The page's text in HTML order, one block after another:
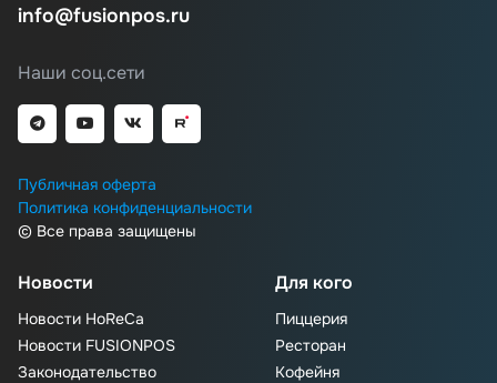
info@fusionpos.ru
Наши соц.сети
Публичная оферта
Политика конфиденциальности
© Все права защищены
Новости
Новости HoReCa
Новости FUSIONPOS
Законодательство
Для кого
Пиццерия
Ресторан
Кофейня